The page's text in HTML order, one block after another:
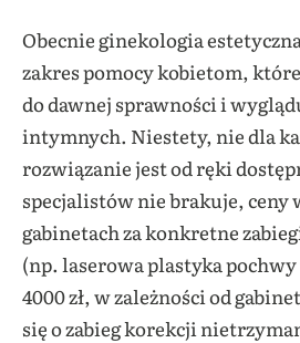
Obecnie ginekologia
zakres pomocy kobietom,
do dawnej sprawności i
intymnych. Niestety, nie dla
rozwiązanie jest od ręki
specjalistów nie brakuje, ceny
gabinetach za konkretne
(np. laserowa plastyka
4000 zł, w zależności od
się o zabieg korekcji